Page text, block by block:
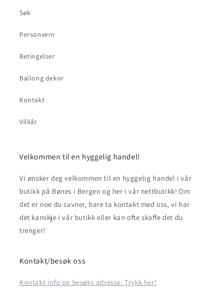
Søk
Personvern
Betingelser
Ballong dekor
Kontakt
Vilkår
Velkommen til en hyggelig handel!
Vi ønsker deg velkommen til en hyggelig handel i vår
butikk på Bønes i Bergen og her i vår nettbutikk! Om
det er noe du savner, bare ta kontakt med oss, vi har
det kanskje i vår butikk eller kan ofte skaffe det du
trenger!
Kontakt/besøk oss
Kontakt info og besøks adresse. Trykk her!